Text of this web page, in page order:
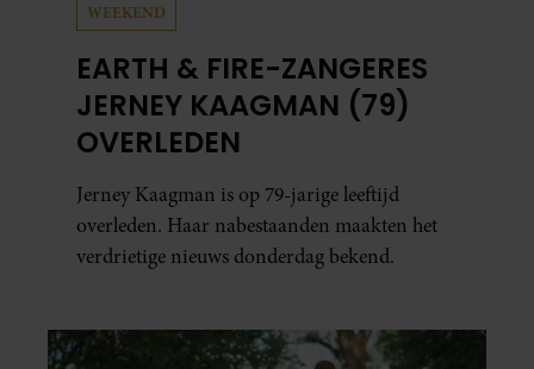
WEEKEND
EARTH & FIRE-ZANGERES
JERNEY KAAGMAN (79)
OVERLEDEN
Jerney Kaagman is op 79-jarige leeftijd
overleden. Haar nabestaanden maakten het
verdrietige nieuws donderdag bekend.